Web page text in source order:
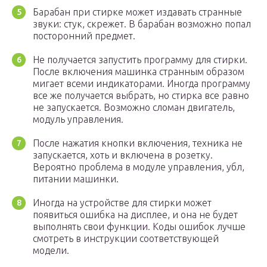
Барабан при стирке может издавать странные
звуки: стук, скрежет. В барабан возможно попал
посторонний предмет.
Не получается запустить программу для стирки.
После включения машинка странным образом
мигает всеми индикаторами. Иногда программу
все же получается выбрать, но стирка все равно
не запускается. Возможно сломан двигатель,
модуль управления.
После нажатия кнопки включения, техника не
запускается, хоть и включена в розетку.
Вероятно проблема в модуле управления, убл,
питании машинки.
Иногда на устройстве для стирки может
появиться ошибка на дисплее, и она не будет
выполнять свои функции. Коды ошибок лучше
смотреть в инструкции соответствующей
модели.